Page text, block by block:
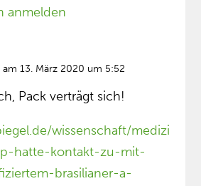
anmelden
am 13. März 2020 um 5:52
Pack verträgt sich!
wissenschaft/medizi
hatte-kontakt-zu-mit-
brasilianer-a-